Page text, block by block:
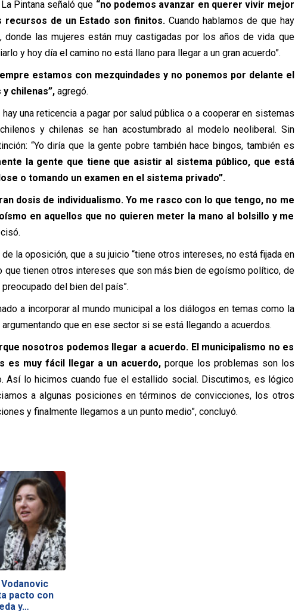
Pintana señaló que “no podemos avanzar en querer vivir mejor
recursos de un Estado son finitos.Cuando hablamos de que hay
donde las mujeres están muy castigadas por los años de vida que
y hoy día el camino no está llano para llegar a un gran acuerdo”.
estamos con mezquindades y no ponemos por delante el
chilenas”,agregó.
una reticencia a pagar por salud pública o a cooperar en sistemas
y chilenas se han acostumbrado al modelo neoliberal. Sin
“Yo diría que la gente pobre también hace bingos, también es
la gente que tiene que asistir al sistema público, que está
o tomando un examen en el sistema privado”.
dosis de individualismo. Yo me rasco con lo que tengo, no me
en aquellos que no quieren meter la mano al bolsillo y me
la oposición, que a su juicio “tiene otros intereses, no está fijada en
que tienen otros intereses que son más bien de egoísmo político, de
del bien del país”.
a incorporar al mundo municipal a los diálogos en temas como la
que en ese sector si se está llegando a acuerdos.
nosotros podemos llegar a acuerdo. El municipalismo no es
es muy fácil llegar a un acuerdo, porque los problemas son los
Así lo hicimos cuando fue el estallido social. Discutimos, es lógico
a algunas posiciones en términos de convicciones, los otros
y finalmente llegamos a un punto medio”, concluyó.
pacto con
y…